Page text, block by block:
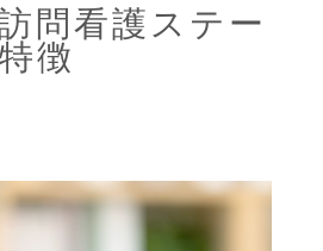
問看護ステー
徴